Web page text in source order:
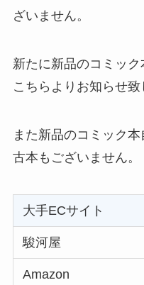
ざいません。
新たに新品のコミッ
こちらよりお知らせ致
また新品のコミック
古本もございません。
大手ECサイト
駿河屋
Amazon